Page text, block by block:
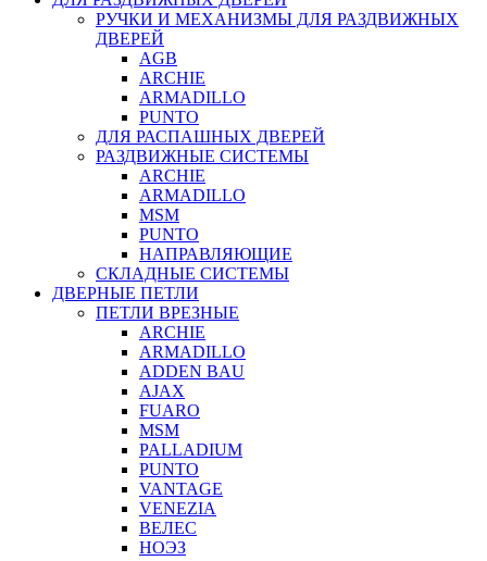
РУЧКИ И МЕХАНИЗМЫ ДЛЯ РАЗДВИЖНЫХ
ДВЕРЕЙ
AGB
ARCHIE
ARMADILLO
PUNTO
ДЛЯ РАСПАШНЫХ ДВЕРЕЙ
РАЗДВИЖНЫЕ СИСТЕМЫ
ARCHIE
ARMADILLO
MSM
PUNTO
НАПРАВЛЯЮЩИЕ
СКЛАДНЫЕ СИСТЕМЫ
ДВЕРНЫЕ ПЕТЛИ
ПЕТЛИ ВРЕЗНЫЕ
ARCHIE
ARMADILLO
ADDEN BAU
AJAX
FUARO
MSM
PALLADIUM
PUNTO
VANTAGE
VENEZIA
ВЕЛЕС
НОЭЗ